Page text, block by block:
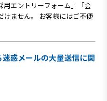
用エントリーフォーム」「会
ません。 お客様にはご不便
迷惑メールの大量送信に関